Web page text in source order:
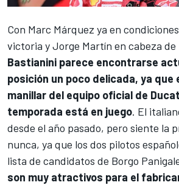
Con Marc Márquez ya en
victoria yJorge Martín en cabeza de
Bastianini parece encontrarse
posición un poco delicada, ya que
manillar del equipo oficial de
temporada está en juego. El
desde el año pasado, pero siente la
nunca, ya que los dos pilotos
lista de candidatos de Borgo
son muy atractivos para el